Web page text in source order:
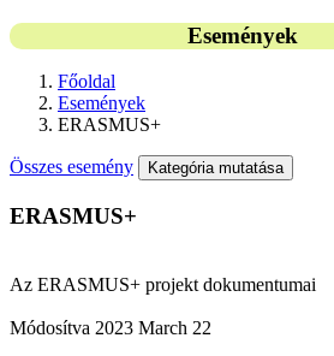
Események
Főoldal
Események
ERASMUS+
Összes esemény Kategória mutatása
ERASMUS+
Az ERASMUS+ projekt dokumentumai
Módosítva 2023 March 22